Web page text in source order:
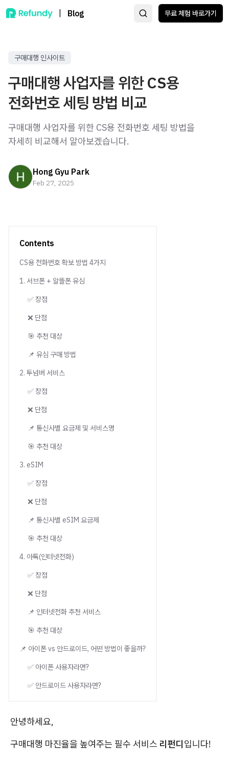
Blog 무료 체험 바로가기
구매대행 인사이트
구매대행 사업자를 위한 CS용
전화번호 세팅 방법 비교
구매대행 사업자를 위한 CS용 전화번호 세팅 방법을
자세히 비교해서 알아보겠습니다.
Hong Gyu Park
Feb 27, 2025
Contents
CS용 전화번호 확보 방법 4가지
1. 서브폰 + 알뜰폰 유심
✅ 장점
❌ 단점
🎯 추천 대상
📌 유심 구매 방법
2. 투넘버 서비스
✅ 장점
❌ 단점
📌 통신사별 요금제 및 서비스명
🎯 추천 대상
3. eSIM
✅ 장점
❌ 단점
📌 통신사별 eSIM 요금제
🎯 추천 대상
4. 아톡(인터넷전화)
✅ 장점
❌ 단점
📌 인터넷전화 추천 서비스
🎯 추천 대상
📌 아이폰 vs 안드로이드, 어떤 방법이 좋을까?
✅ 아이폰 사용자라면?
✅ 안드로이드 사용자라면?
안녕하세요,
구매대행 마진율을 높여주는 필수 서비스 리펀디입니다!